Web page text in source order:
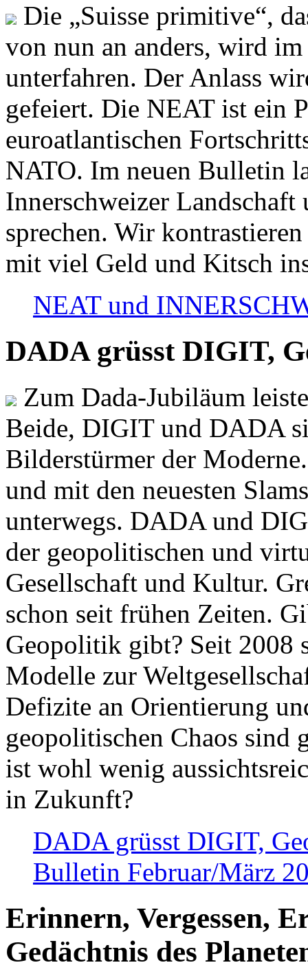
Die „Suisse primitive“,
von nun an anders, wird
unterfahren. Der Anlass
gefeiert. Die NEAT ist ein
euroatlantischen
NATO. Im neuen Bulletin
Innerschweizer
sprechen. Wir
mit viel Geld und Kitsch
NEAT und
DADA grüsst DIGIT,
Zum Dada-Jubiläum
Beide, DIGIT und DADA
Bilderstürmer der
und mit den neuesten
unterwegs. DADA und
der geopolitischen und
Gesellschaft und Kultur.
schon seit frühen Zeiten.
Geopolitik gibt? Seit 2008
Modelle zur
Defizite an Orientierung
geopolitischen Chaos sind
ist wohl wenig
in Zukunft?
DADA grüsst DIGIT,
Bulletin Februar/März
Erinnern, Vergessen,
Gedächtnis des